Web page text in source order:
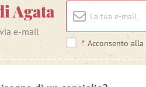
Agata
e-mail
* Acconsento alla